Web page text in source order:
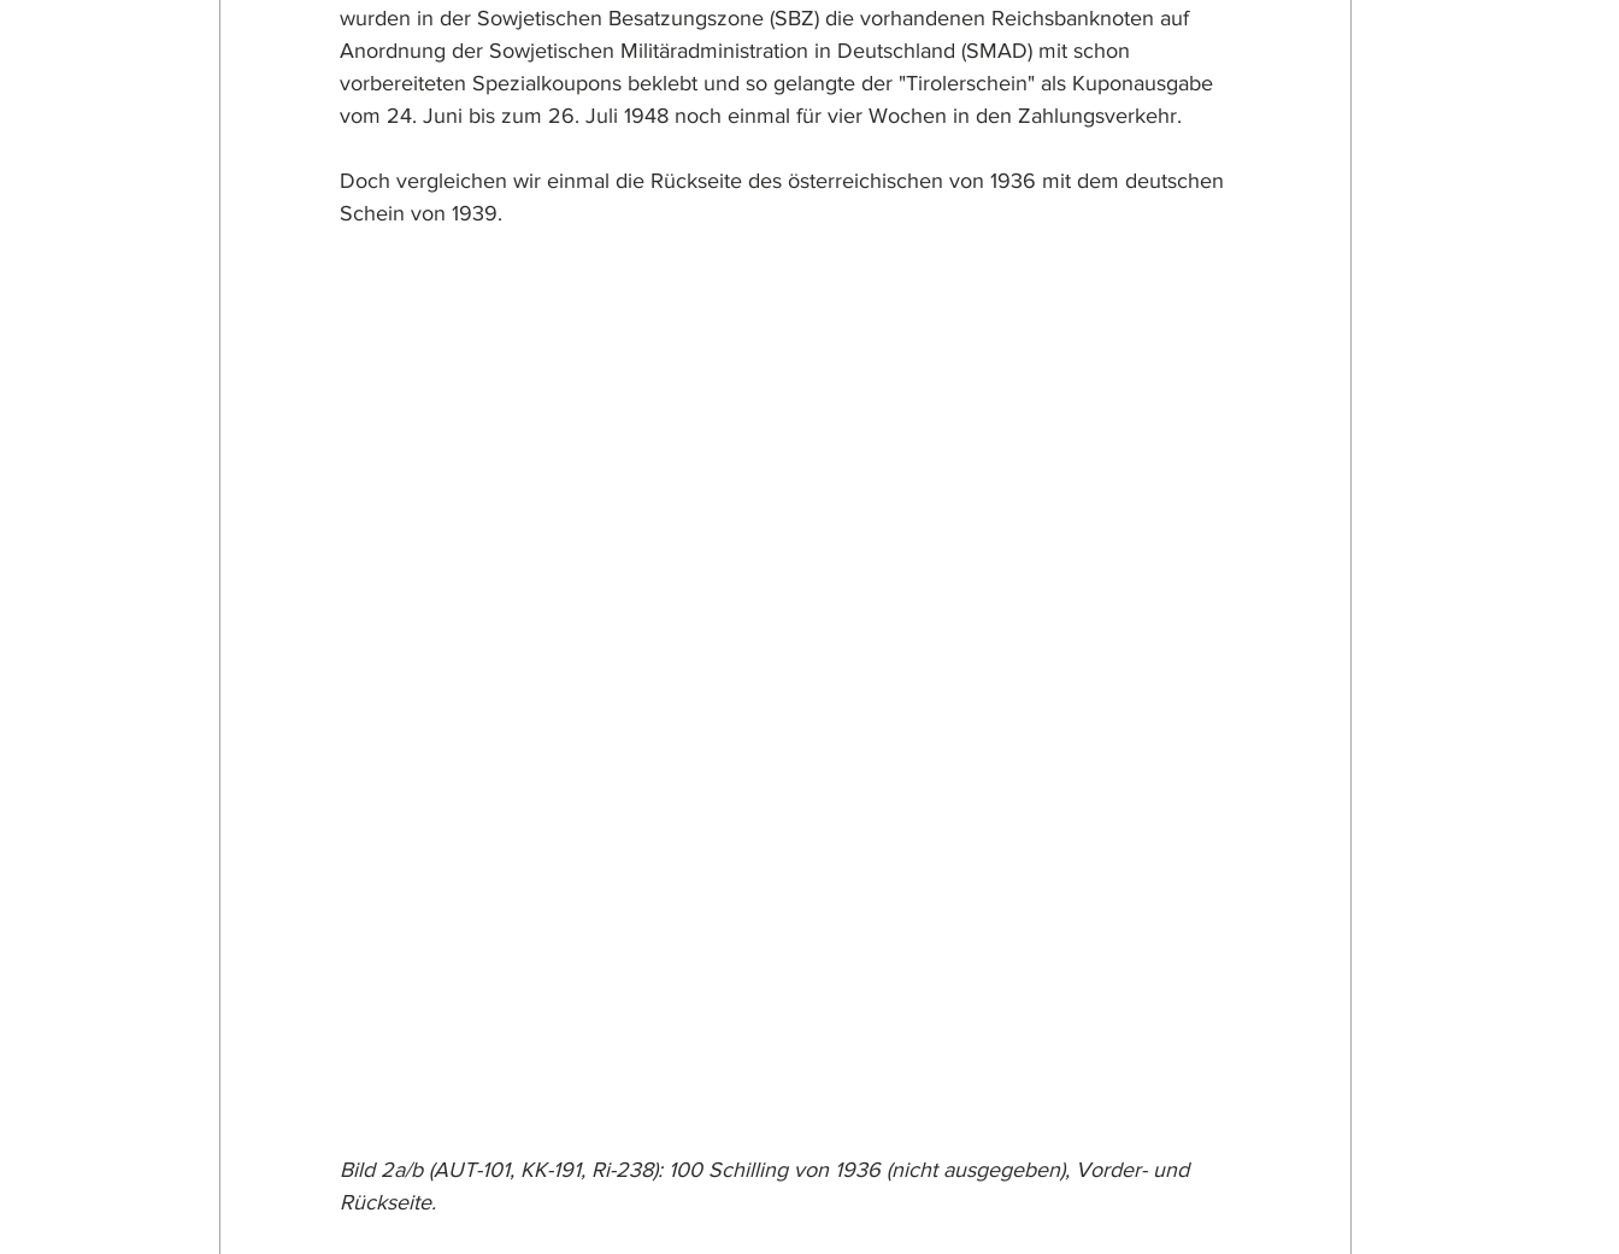
wurden in der Sowjetischen Besatzungszone (SBZ) die vorhandenen Reichsbanknoten auf
Anordnung der Sowjetischen Militäradministration in Deutschland (SMAD) mit schon
vorbereiteten Spezialkoupons beklebt und so gelangte der "Tirolerschein" als Kuponausgabe
vom 24. Juni bis zum 26. Juli 1948 noch einmal für vier Wochen in den Zahlungsverkehr.
Doch vergleichen wir einmal die Rückseite des österreichischen von 1936 mit dem deutschen
Schein von 1939.
Bild 2a/b (AUT-101, KK-191, Ri-238): 100 Schilling von 1936 (nicht ausgegeben), Vorder- und
Rückseite.